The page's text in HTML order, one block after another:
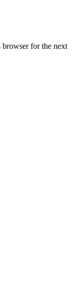
browser for the next